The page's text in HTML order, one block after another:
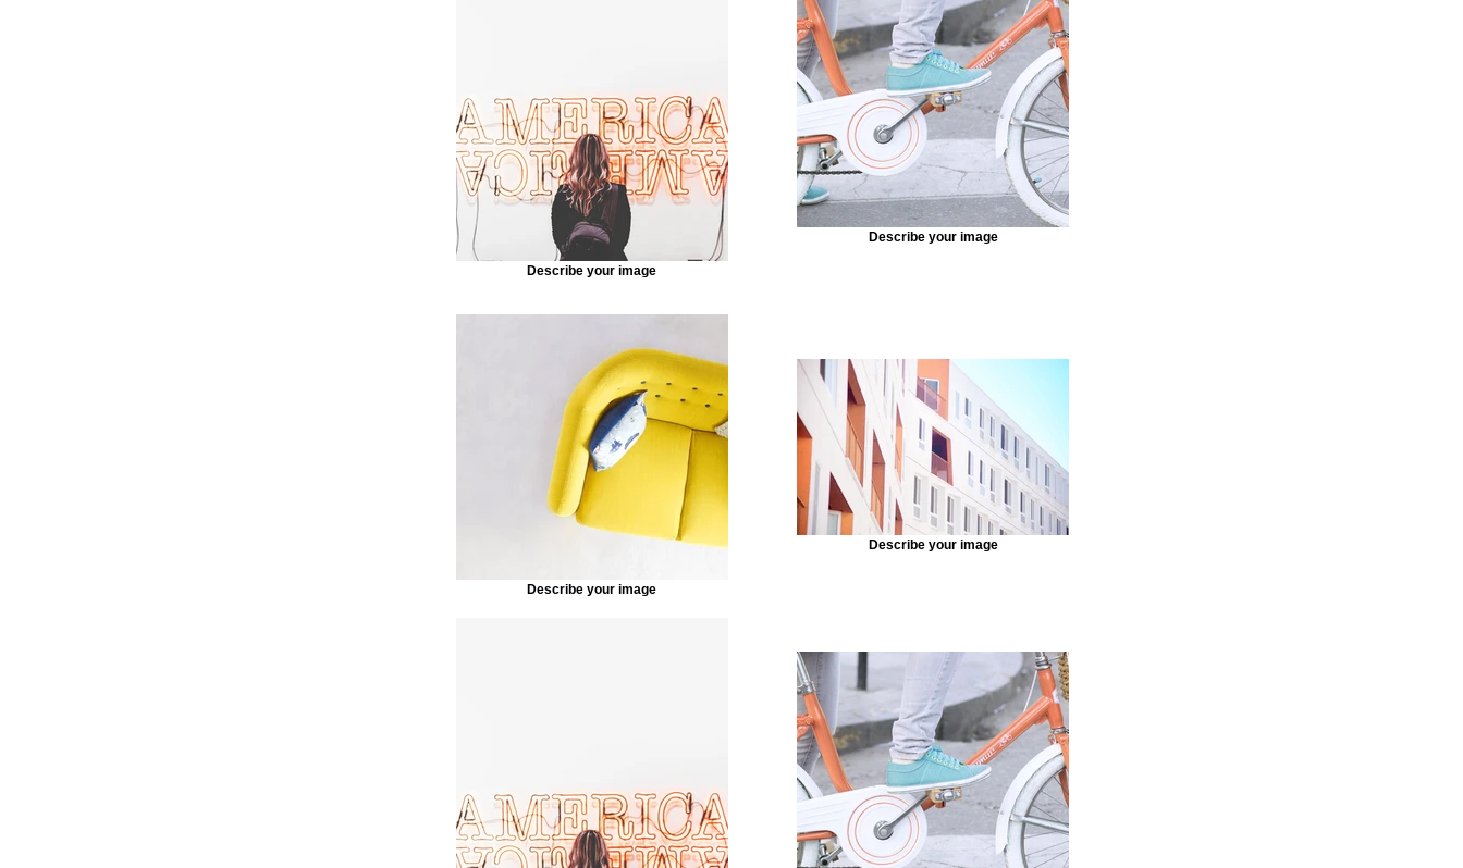
Data. Once connected, you can save time by updating your content straight from
your collection—no need to open the Editor, or mess with your design.
Add any type of content to your collection, such as rich text, images, videos and more,
or upload a CSV file. You can also collect and store information from your site visitors
using input elements like custom forms and fields. Collaborate on your content
across teams by assigning permissions setting custom permissions for every
displaying content from the right collection fields. Ready to publish? Simply click Publish
in the top right of the Editor and your changes will appear live.
Next
Describe your image
Describe your image
Describe your image
Describe your image